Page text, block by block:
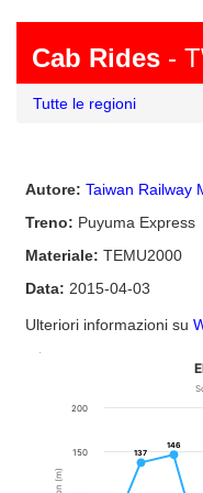
Cab Rides -
Tutte le regioni
Autore: Taiwan Railway
Treno: Puyuma Express
Materiale: TEMU2000
Data: 2015-04-03
Ulteriori informazioni su
137
137
146
146
150
200